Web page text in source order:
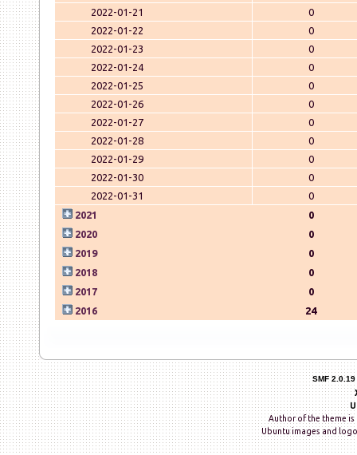
2022-01-21
0
2022-01-22
0
2022-01-23
0
2022-01-24
0
2022-01-25
0
2022-01-26
0
2022-01-27
0
2022-01-28
0
2022-01-29
0
2022-01-30
0
2022-01-31
0
2021
0
2020
0
2019
0
2018
0
2017
0
2016
24
SMF 2.0.19
Author of the theme
Ubuntu images and